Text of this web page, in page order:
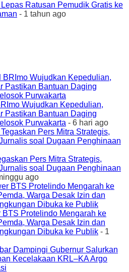
Ratusan Pemudik Gratis ke
- 1 tahun ago
Wujudkan Kepedulian,
Pastikan Bantuan Daging
Purwakarta - 6 hari ago
Pers Mitra Strategis,
soal Dugaan Penghinaan
ago
BTS Protelindo Mengarah ke
Warga Desak Izin dan
Dibuka ke Publik - 1